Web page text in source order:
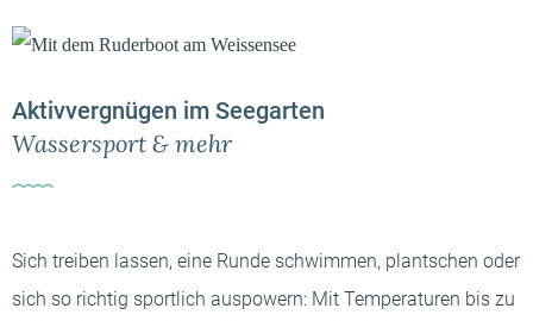
Aktivvergnügen im Seegarten
Wassersport & mehr
Sich treiben lassen, eine Runde schwimmen, plantschen oder
sich so richtig sportlich auspowern: Mit Temperaturen bis zu